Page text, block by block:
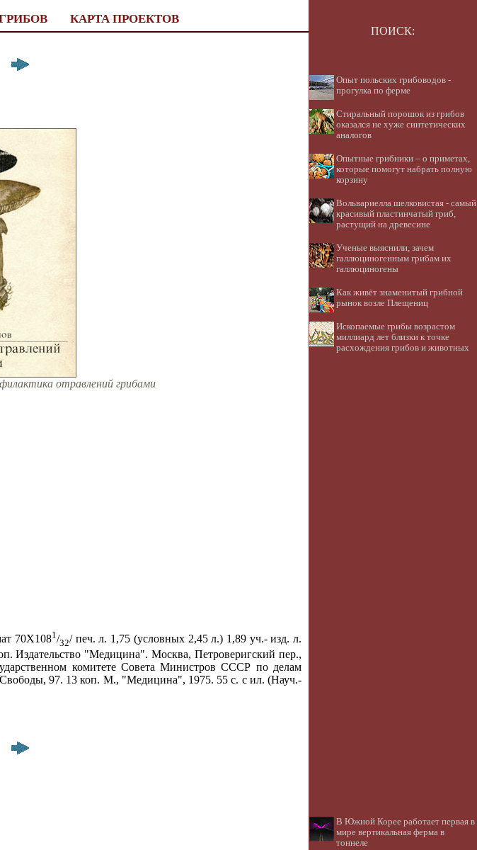
КАРТА ПРОЕКТОВ
отравлений грибами
70Х1081 /32/ печ. л. 1,75 (условных 2,45 л.) 1,89 уч.- изд. л.
Издательство "Медицина". Москва, Петроверигский пер.,
комитете Совета Министров СССР по делам
97. 13 коп. М., "Медицина", 1975. 55 с. с ил. (Науч.-
ПОИСК:
Опыт польских грибоводов -
прогулка по ферме
Стиральный порошок из грибов
оказался не хуже синтетических
аналогов
Опытные грибники – о приметах,
которые помогут набрать полную
корзину
Вольвариелла шелковистая - самый
красивый пластинчатый гриб,
растущий на древесине
Ученые выяснили, зачем
галлюциногенным грибам их
галлюциногены
Как живёт знаменитый грибной
рынок возле Плещениц
Ископаемые грибы возрастом
миллиард лет близки к точке
расхождения грибов и животных
В Южной Корее работает первая в
мире вертикальная ферма в
тоннеле